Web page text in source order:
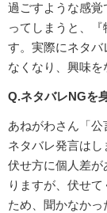
過ごすような感覚
ってしまうと、
す。実際にネタバ
なくなり、興味を
Q.ネタバレNGを
あねがわさん「
ネタバレ発言は
伏せ方に個人差
りますが、伏せ
ため、聞かなかっ